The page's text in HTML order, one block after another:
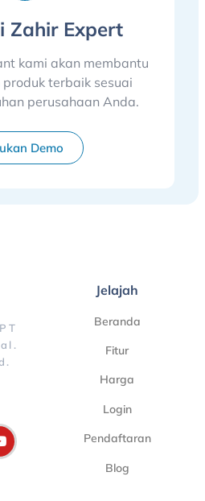
Zahir Expert
kami akan membantu
terbaik sesuai
perusahaan Anda.
Demo
Jelajah
Beranda
Fitur
Harga
Login
Pendaftaran
Blog